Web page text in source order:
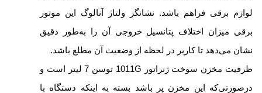
لوازم برقی فراهم باشد. نشانگر ولتاژ آنالوگ این موتور
برقی میزان اختلاف پتانسیل خروجی آن را به‌طور دقیق
نشان می‌دهد تا کاربر در لحظه از وضعیت آن مطلع باشد.
ظرفیت مخزن سوخت ژنراتور 1011G توسن 7 لیتر است و
درصورتی‌که این مخزن پر باشد بسته به اینکه دستگاه با